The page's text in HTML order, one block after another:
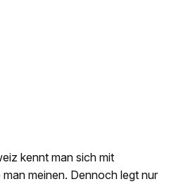
kennt man sich mit
meinen. Dennoch legt nur